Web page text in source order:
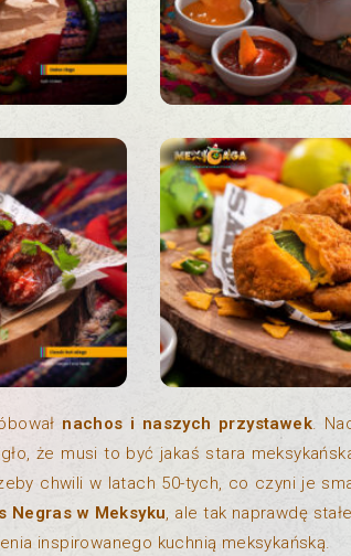
nachos i naszych przystawek.
że musi to być jakaś stara
chwili w latach 50-tych, co czyni je
Negras w Meksyku, ale tak naprawdę
inspirowanego kuchnią meksykańską.